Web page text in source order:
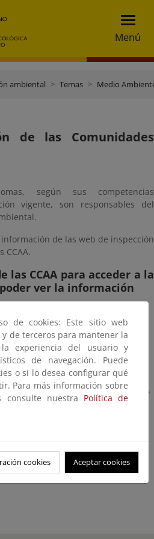
Menú
ambiental Temas Medio
de las Comunidades
según sus competencias
vigente, son responsables del
de las web de inspección
CCAA.
las CCAA para acceder a la
ver la información
de cookies: Este sitio web
de terceros para mantener la
la experiencia del usuario y
de navegación. Puede
o si lo desea configurar qué
Para más información sobre
consulte nuestra Política de
cookies Aceptar cookies